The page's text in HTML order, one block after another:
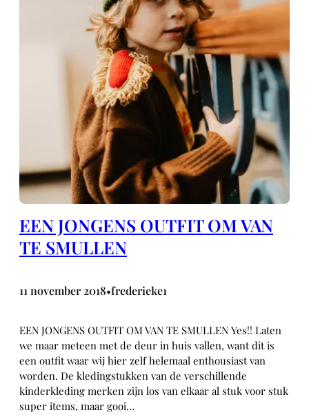
EEN JONGENS OUTFIT OM VAN
TE SMULLEN
11 november 2018•frederieke1
EEN JONGENS OUTFIT OM VAN TE SMULLEN Yes!! Laten
we maar meteen met de deur in huis vallen, want dit is
een outfit waar wij hier zelf helemaal enthousiast van
worden. De kledingstukken van de verschillende
kinderkleding merken zijn los van elkaar al stuk voor stuk
super items, maar gooi…